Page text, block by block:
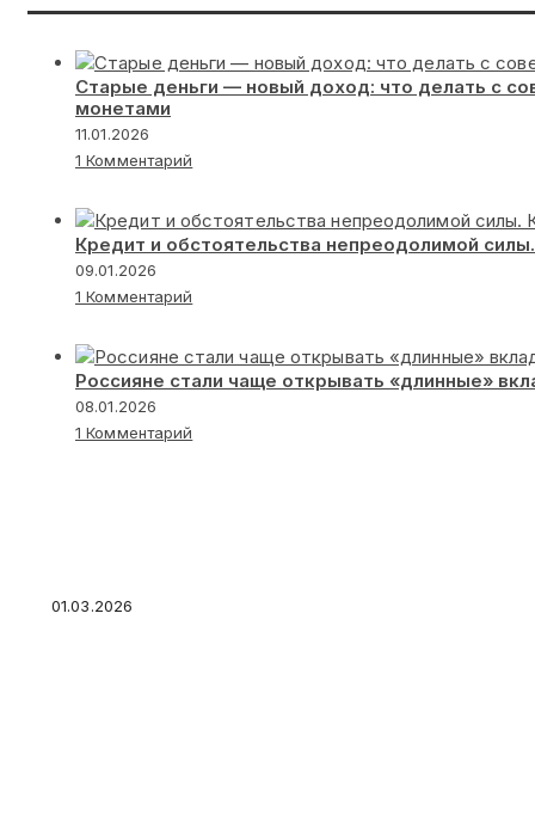
Старые деньги — новый доход: что делать с
монетами
11.01.2026
1 Комментарий
Кредит и обстоятельства непреодолимой
09.01.2026
1 Комментарий
Россияне стали чаще открывать «длинные»
08.01.2026
1 Комментарий
01.03.2026